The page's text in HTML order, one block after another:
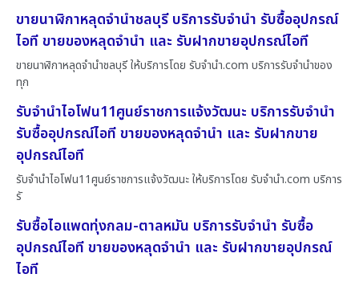
ขายนาฬิกาหลุดจำนำชลบุรี บริการรับจำนำ รับซื้ออุปกรณ์
ไอที ขายของหลุดจำนำ และ รับฝากขายอุปกรณ์ไอที
ขายนาฬิกาหลุดจำนำชลบุรี ให้บริการโดย รับจํานํา.com บริการรับจำนำของ
ทุก
รับจำนำไอโฟน11ศูนย์ราชการแจ้งวัฒนะ บริการรับจำนำ
รับซื้ออุปกรณ์ไอที ขายของหลุดจำนำ และ รับฝากขาย
อุปกรณ์ไอที
รับจำนำไอโฟน11ศูนย์ราชการแจ้งวัฒนะ ให้บริการโดย รับจํานํา.com บริการ
รั
รับซื้อไอแพดทุ่งกลม-ตาลหมัน บริการรับจำนำ รับซื้อ
อุปกรณ์ไอที ขายของหลุดจำนำ และ รับฝากขายอุปกรณ์
ไอที